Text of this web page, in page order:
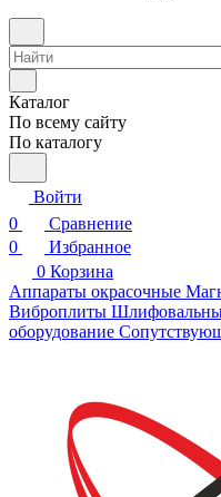
Каталог
По всему сайту
По каталогу
Войти
0
Сравнение
0
Избранное
0 Корзина
Аппараты окрасочные
Виброплиты
оборудование